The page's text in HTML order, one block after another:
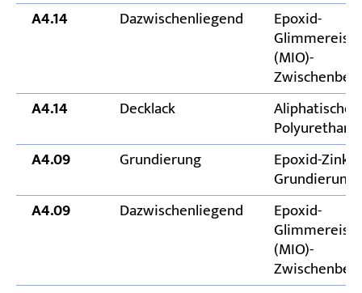
A4.14
Dazwischenliegend Epoxid-
(MIO)-
A4.14
Decklack Aliphatischer
Polyurethan-
A4.09
Grundierung Epoxid-
Grundierung
A4.09
Dazwischenliegend Epoxid-
(MIO)-